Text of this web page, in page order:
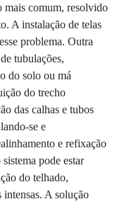
mais comum, resolvido
A instalação de telas
problema. Outra
tubulações,
do solo ou má
do trecho
das calhas e tubos
se e
e refixação
pode estar
do telhado,
intensas. A solução